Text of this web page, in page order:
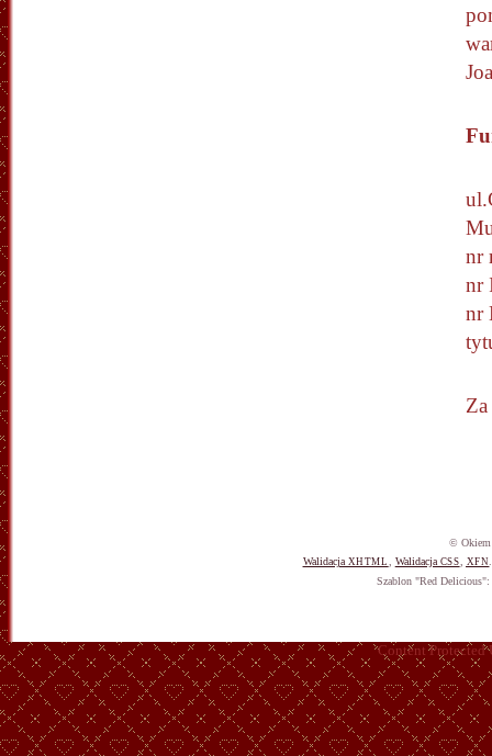
nr
nr
nr
Za
© Okiem
Walidacja XHTML Walidacja CSS XFN
Szablon "Red Delicious":
Content Protected